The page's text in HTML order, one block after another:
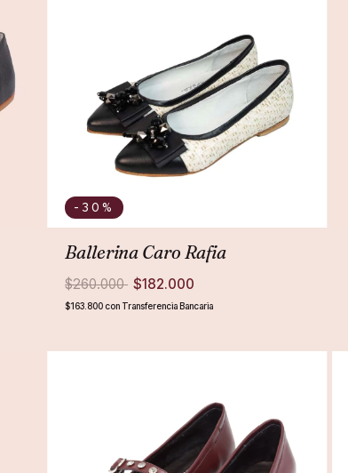
-30 %
Ballerina Caro Rafia
$260.000 $182.000
$163.800 con Transferencia Bancaria